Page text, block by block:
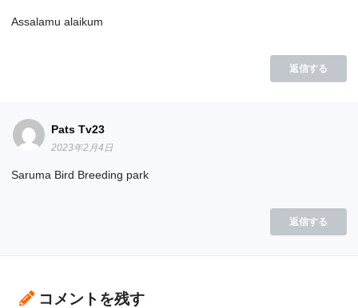
Assalamu alaikum
返信する
Pats Tv23
2023年2月4日
Saruma Bird Breeding park
返信する
コメントを残す